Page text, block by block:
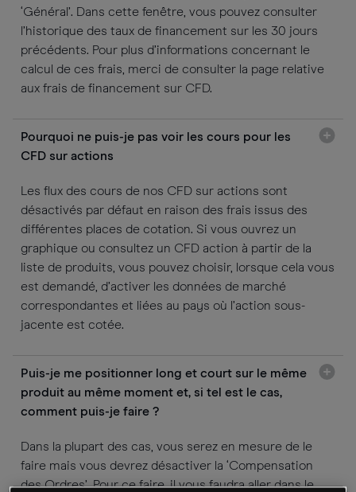
‘Général’. Dans cette fenêtre, vous pouvez consulter
l’historique des taux de financement sur les 30 jours
précédents. Pour plus d’informations concernant le
calcul de ces frais, merci de consulter la page relative
aux frais de financement sur CFD.
Pourquoi ne puis-je pas voir les cours pour les
CFD sur actions
Les flux des cours de nos CFD sur actions sont
désactivés par défaut en raison des frais issus des
différentes places de cotation. Si vous ouvrez un
graphique ou consultez un CFD action à partir de la
liste de produits, vous pouvez choisir, lorsque cela vous
est demandé, d’activer les données de marché
correspondantes et liées au pays où l’action sous-
jacente est cotée.
Puis-je me positionner long et court sur le même
produit au même moment et, si tel est le cas,
comment puis-je faire ?
Dans la plupart des cas, vous serez en mesure de le
faire mais vous devrez désactiver la ‘Compensation
des Ordres’. Pour ce faire, il vous faudra aller dans le